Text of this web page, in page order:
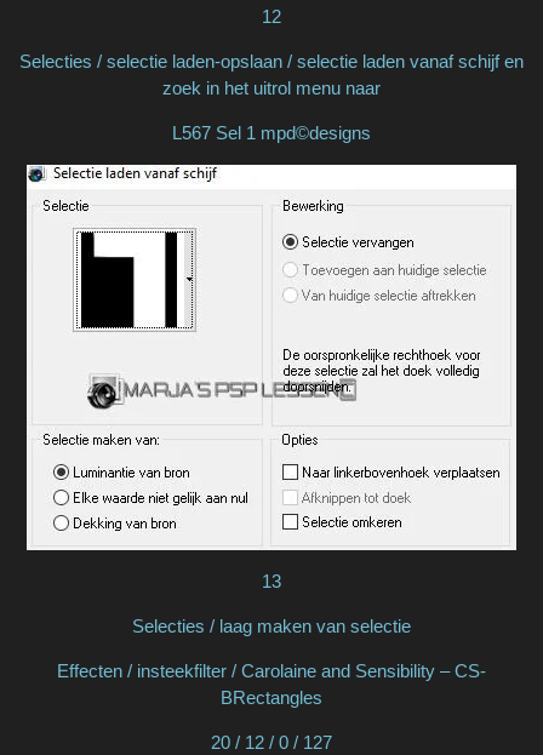
12
Selecties / selectie laden-opslaan / selectie laden vanaf schijf en
zoek in het uitrol menu naar
L567 Sel 1 mpd©designs
13
Selecties / laag maken van selectie
Effecten / insteekfilter / Carolaine and Sensibility – CS-
BRectangles
20 / 12 / 0 / 127